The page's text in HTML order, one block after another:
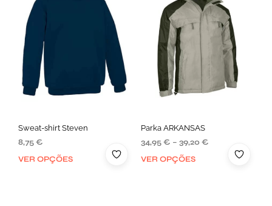
Sweat-shirt Steven
8,75€
VER OPÇÕES
Parka ARKANSAS
34,95€ – 39,20 €
VER OPÇÕES